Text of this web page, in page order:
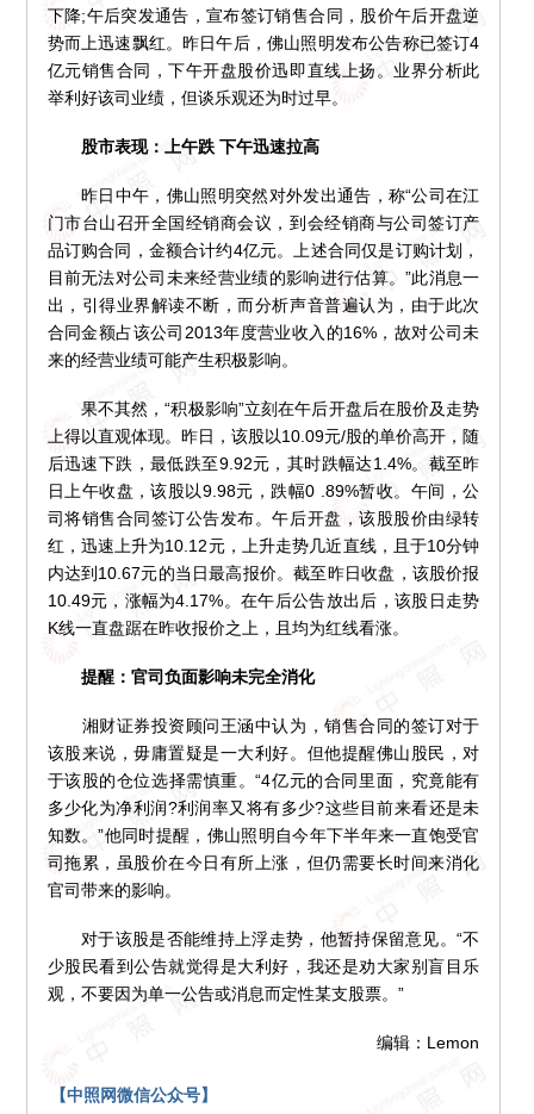
下降;午后突发通告，宣布签订销售合同，股价午后开盘逆
势而上迅速飘红。昨日午后，佛山照明发布公告称已签订4
亿元销售合同，下午开盘股价迅即直线上扬。业界分析此
举利好该司业绩，但谈乐观还为时过早。
股市表现：上午跌 下午迅速拉高
昨日中午，佛山照明突然对外发出通告，称“公司在江
门市台山召开全国经销商会议，到会经销商与公司签订产
品订购合同，金额合计约4亿元。上述合同仅是订购计划，
目前无法对公司未来经营业绩的影响进行估算。”此消息一
出，引得业界解读不断，而分析声音普遍认为，由于此次
合同金额占该公司2013年度营业收入的16%，故对公司未
来的经营业绩可能产生积极影响。
果不其然，“积极影响”立刻在午后开盘后在股价及走势
上得以直观体现。昨日，该股以10.09元/股的单价高开，随
后迅速下跌，最低跌至9.92元，其时跌幅达1.4%。截至昨
日上午收盘，该股以9.98元，跌幅0 .89%暂收。午间，公
司将销售合同签订公告发布。午后开盘，该股股价由绿转
红，迅速上升为10.12元，上升走势几近直线，且于10分钟
内达到10.67元的当日最高报价。截至昨日收盘，该股价报
10.49元，涨幅为4.17%。在午后公告放出后，该股日走势
K线一直盘踞在昨收报价之上，且均为红线看涨。
提醒：官司负面影响未完全消化
湘财证券投资顾问王涵中认为，销售合同的签订对于
该股来说，毋庸置疑是一大利好。但他提醒佛山股民，对
于该股的仓位选择需慎重。“4亿元的合同里面，究竟能有
多少化为净利润?利润率又将有多少?这些目前来看还是未
知数。”他同时提醒，佛山照明自今年下半年来一直饱受官
司拖累，虽股价在今日有所上涨，但仍需要长时间来消化
官司带来的影响。
对于该股是否能维持上浮走势，他暂持保留意见。“不
少股民看到公告就觉得是大利好，我还是劝大家别盲目乐
观，不要因为单一公告或消息而定性某支股票。”
编辑：Lemon
【中照网微信公众号】